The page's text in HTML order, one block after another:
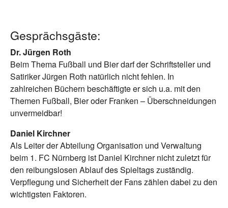
Gesprächsgäste:
Dr. Jürgen Roth
Beim Thema Fußball und Bier darf der Schriftsteller und
Satiriker Jürgen Roth natürlich nicht fehlen. In
zahlreichen Büchern beschäftigte er sich u.a. mit den
Themen Fußball, Bier oder Franken – Überschneidungen
unvermeidbar!
Daniel Kirchner
Als Leiter der Abteilung Organisation und Verwaltung
beim 1. FC Nürnberg ist Daniel Kirchner nicht zuletzt für
den reibungslosen Ablauf des Spieltags zuständig.
Verpflegung und Sicherheit der Fans zählen dabei zu den
wichtigsten Faktoren.